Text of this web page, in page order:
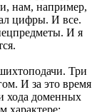
нам, например,
цифры. И все.
И я
Три
И за это время
хода доменных
характере: